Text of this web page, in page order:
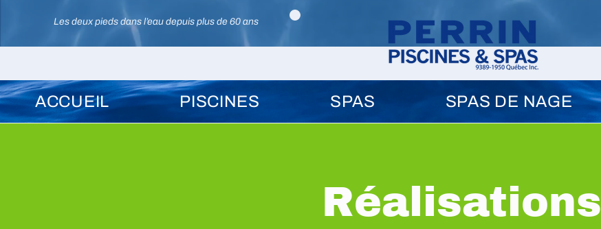
Les deux pieds dans l’eau depuis plus de 60 ans
ACCUEIL PISCINES SPAS SPAS DE NAGE
Réalisations